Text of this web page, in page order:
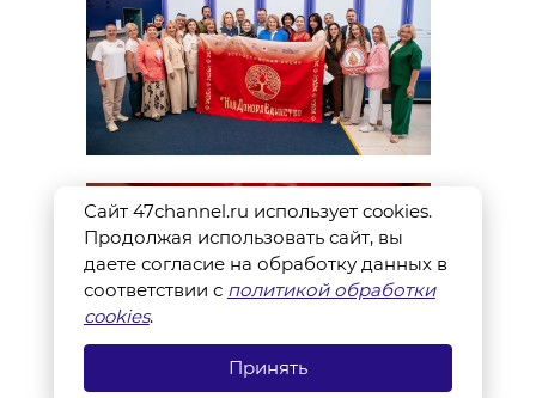
Сайт 47channel.ru использует cookies.
Продолжая использовать сайт, вы
даете согласие на обработку данных в
соответствии с политикой обработки
cookies.
Принять